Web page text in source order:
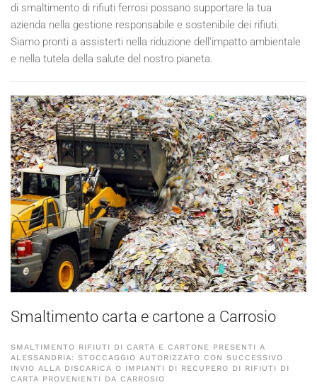
di smaltimento di rifiuti ferrosi possano supportare la tua
azienda nella gestione responsabile e sostenibile dei rifiuti.
Siamo pronti a assisterti nella riduzione dell'impatto ambientale
e nella tutela della salute del nostro pianeta.
Smaltimento carta e cartone a Carrosio
SMALTIMENTO RIFIUTI DI CARTA E CARTONE PRESENTI A
ALESSANDRIA: STOCCAGGIO AUTORIZZATO CON SUCCESSIVO
INVIO ALLA DISCARICA O IMPIANTI DI RECUPERO DI RIFIUTI DI
CARTA PROVENIENTI DA CARROSIO